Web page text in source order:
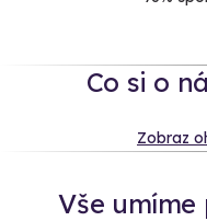
Co si o
Zobraz
Vše